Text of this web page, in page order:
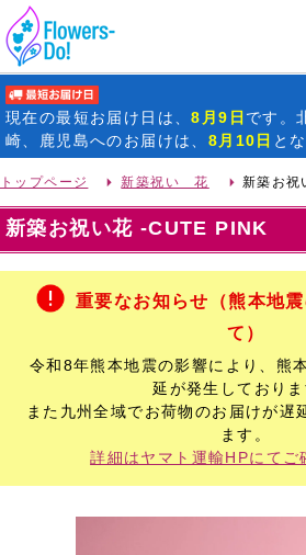
現在の最短お届け日 は、8月9日 です。
崎、鹿児島へのお届けは、 8月10日 と
トップページ 新築祝い 花 新築お
新築お祝い花 -CUTE PINK
重要なお知らせ（熊本地
て）
令和8年熊本地震の影響により、熊
延が発生しておりま
また九州全域でお荷物のお届けが遅
ます。
詳細はヤマト運輸HPにてご